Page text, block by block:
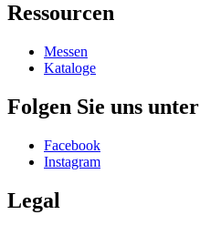
Ressourcen
Messen
Kataloge
Folgen Sie uns unter
Facebook
Instagram
Legal